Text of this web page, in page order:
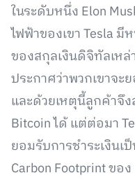
ในระดับหนึ่ง Elon
ไฟฟ้าของเขา Tesla
ของสกุลเงินดิจิทัลเห
ประกาศว่าพวกเขาจะ
และด้วยเหตุนี้ลูกค้าจึ
Bitcoin ได้ แต่ต่อมา
ยอมรับการชำระเงินเ
Carbon Footprint ขอ